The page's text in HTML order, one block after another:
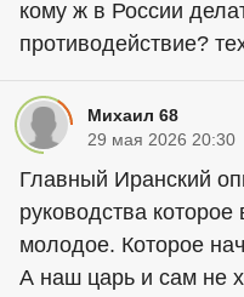
кому ж в России
противодействие?
Михаил 68
29 мая 2026 20:30
Главный Иранский
руководства
молодое. Которое
А наш царь и сам не